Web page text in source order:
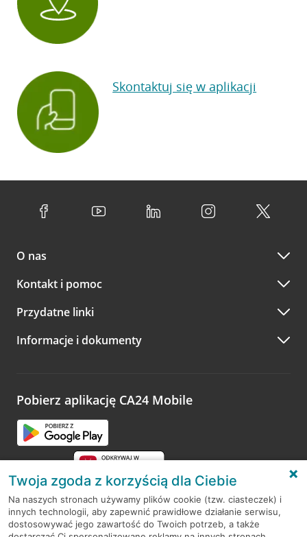
Skontaktuj się w aplikacji
O nas
Kontakt i pomoc
Przydatne linki
Informacje i dokumenty
Pobierz aplikację CA24 Mobile
RODO
Twoja zgoda z korzyścią dla Ciebie
Na naszych stronach używamy plików cookie (tzw. ciasteczek) i
innych technologii, aby zapewnić prawidłowe działanie serwisu,
dostosowywać jego zawartość do Twoich potrzeb, a także